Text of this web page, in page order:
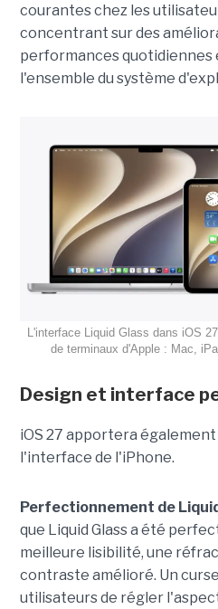
courantes chez les
concentrant sur des
performances quotidiennes
l'ensemble du système
L'interface Liquid Glass dans iOS
de terminaux d'Apple : Mac,
Design et interface
iOS 27 apportera
l'interface de l'iPhone.
Perfectionnement de
que Liquid Glass a été
meilleure lisibilité, une
contraste amélioré. Un
utilisateurs de régler